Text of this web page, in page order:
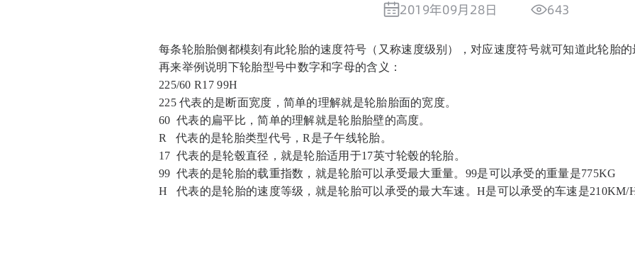
2019年09月28日 643
每条轮胎胎侧都模刻有此轮胎的速度符号（又称速度级别），对应速度符号就可知道此轮胎的
再来举例说明下轮胎型号中数字和字母的含义：
225/60 R17 99H
225 代表的是断面宽度，简单的理解就是轮胎胎面的宽度。
60 代表的扁平比，简单的理解就是轮胎胎壁的高度。
R 代表的是轮胎类型代号，R是子午线轮胎。
17 代表的是轮毂直径，就是轮胎适用于17英寸轮毂的轮胎。
99 代表的是轮胎的载重指数，就是轮胎可以承受最大重量。99是可以承受的重量是775KG
H 代表的是轮胎的速度等级，就是轮胎可以承受的最大车速。H是可以承受的车速是210KM/